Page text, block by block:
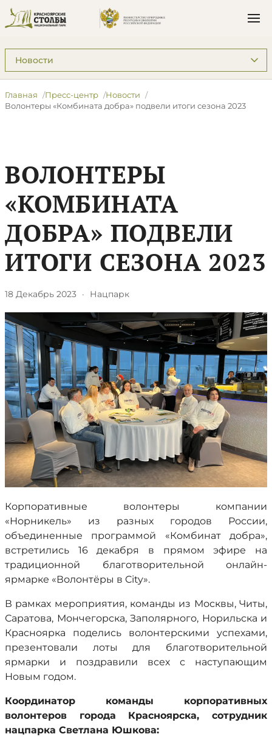
Подразделы: Пресс-центр
Главная Пресс-центр
Новости
​Волонтеры «Комбината добра» подвели итоги сезона 2023
​ВОЛОНТЕРЫ
«КОМБИНАТА
ДОБРА» ПОДВЕЛИ
ИТОГИ СЕЗОНА 2023
18 Декабрь 2023 · Нацпарк
Корпоративные волонтеры компании
«Норникель» из разных городов России,
объединенные программой «Комбинат добра»,
встретились 16 декабря в прямом эфире на
традиционной благотворительной онлайн-
ярмарке «Волонтёры в City».
В рамках мероприятия, команды из Москвы, Читы,
Саратова, Мончегорска, Заполярного, Норильска и
Красноярка поделись волонтерскими успехами,
презентовали лоты для благотворительной
ярмарки и поздравили всех с наступающим
Новым годом.
Координатор команды корпоративных
волонтеров города Красноярска, сотрудник
нацпарка Светлана Юшкова: